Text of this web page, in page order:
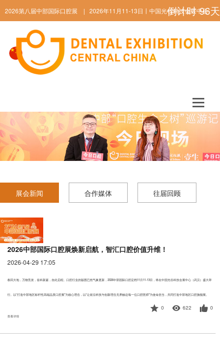
2026第八届中部国际口腔展 | 2026年11月11-13日丨中国光谷科技会展中心
倒计时96天
展会新闻 合作媒体 往届回顾
2026中部国际口腔展焕新启航，智汇口腔价值升维！
2026-04-29 17:05
春回大地，万物竞发，齿科新篇，自此启程。口腔行业的版图已然气象更新，2026中部国际口腔定档11月11-13日，将在中国光谷科技会展中心（武汉）盛大举
行。以“打造中部地区标杆性高端品质口腔展”为核心理念，以“让前沿科技与创新理念无界触达每一位口腔医师”为使命担当，共同打造中部地区口腔旗舰展。
0 622 0
查看详情